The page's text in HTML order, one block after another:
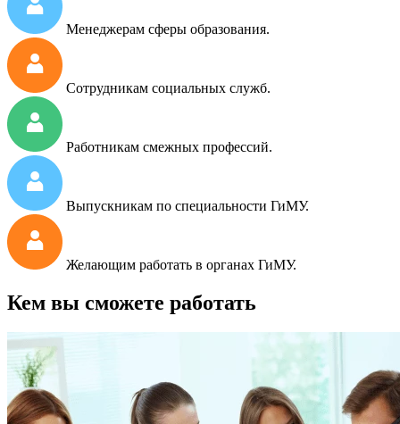
Менеджерам сферы образования.
Сотрудникам социальных служб.
Работникам смежных профессий.
Выпускникам по специальности ГиМУ.
Желающим работать в органах ГиМУ.
Кем вы сможете работать